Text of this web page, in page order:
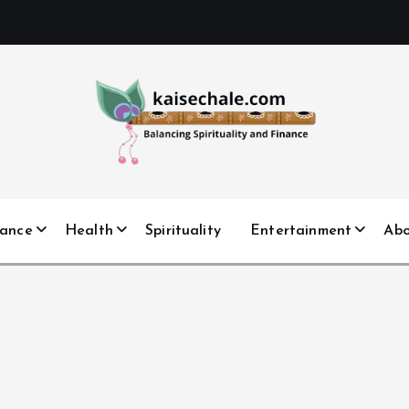
Health Spirituality Entertainment